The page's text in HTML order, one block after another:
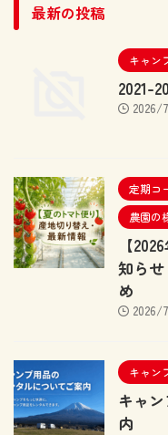
最新の投稿
キャン
2021-
2026/
定期コ
農園の
【
知ら
め
2026/
キャン
キャ
内